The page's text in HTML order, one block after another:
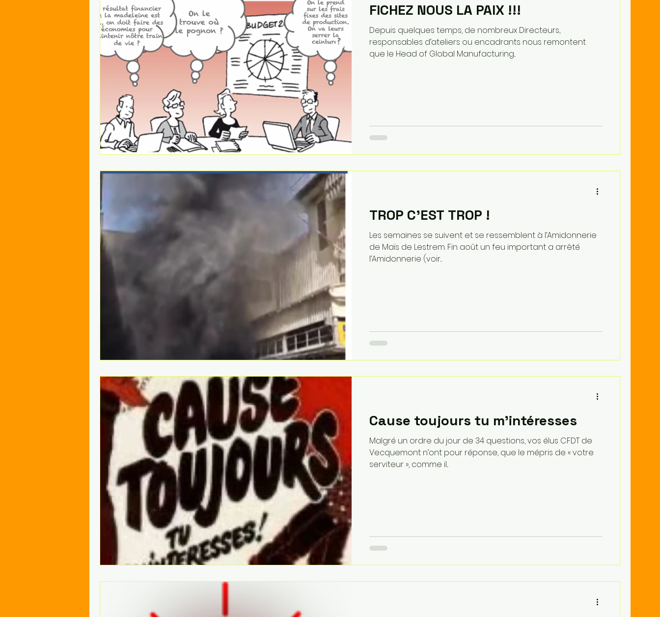
FICHEZ NOUS LA PAIX !!!
Depuis quelques temps, de nombreux Directeurs,
responsables d’ateliers ou encadrants nous remontent
que le Head of Global Manufacturing...
TROP C’EST TROP !
Les semaines se suivent et se ressemblent à l’Amidonnerie
de Maïs de Lestrem. Fin août un feu important a arrêté
l’Amidonnerie (voir...
Cause toujours tu m’intéresses
Malgré un ordre du jour de 34 questions, vos élus CFDT de
Vecquemont n’ont pour réponse, que le mépris de « votre
serviteur », comme il...